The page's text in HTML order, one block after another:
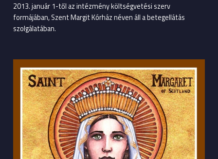
2013. január 1-től az intézmény költségvetési szerv
formájában, Szent Margit Kórház néven áll a betegellátás
szolgálatában.